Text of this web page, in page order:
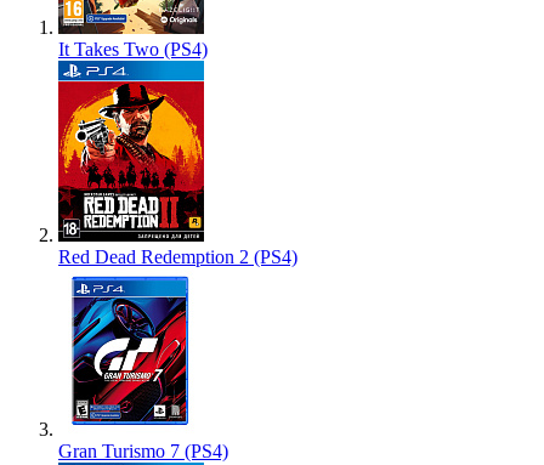
It Takes Two (PS4)
Red Dead Redemption 2 (PS4)
Gran Turismo 7 (PS4)